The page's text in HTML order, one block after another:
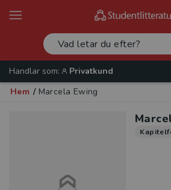
Handlar som:
Privatkund
Hem / Marcela Ewing